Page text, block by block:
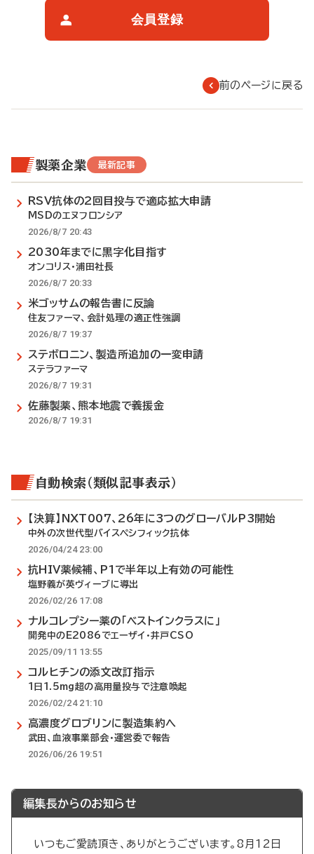
会員登録
前のページに戻る
製薬企業 最新記事
RSV抗体の2回目投与で適応拡大申請
MSDのエヌフロンシア
2026/8/7 20:43
2030年までに黒字化目指す
オンコリス・浦田社長
2026/8/7 20:33
米ゴッサムの報告書に反論
住友ファーマ、会計処理の適正性強調
2026/8/7 19:37
ステボロニン、製造所追加の一変申請
ステラファーマ
2026/8/7 19:31
佐藤製薬、熊本地震で義援金
2026/8/7 19:31
自動検索（類似記事表示）
【決算】NXT007、26年に3つのグローバルP3開始
中外の次世代型バイスペシフィック抗体
2026/04/24 23:00
抗HIV薬候補、P1で半年以上有効の可能性
塩野義が英ヴィーブに導出
2026/02/26 17:08
ナルコレプシー薬の「ベストインクラスに」
開発中のE2086でエーザイ・井戸CSO
2025/09/11 13:55
コルヒチンの添文改訂指示
1日1.5mg超の高用量投与で注意喚起
2026/02/24 21:10
高濃度グロブリンに製造集約へ
武田、血液事業部会・運営委で報告
2026/06/26 19:51
編集長からのお知らせ
いつもご愛読頂き、ありがとうございます。8月12日